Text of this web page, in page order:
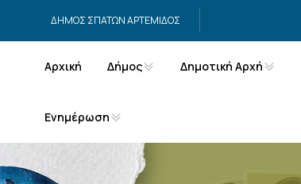
ΔΗΜΟΣ ΣΠΑΤΩΝ ΑΡΤΕΜΙΔΟΣ
Αρχική Δήμος Δημοτική Αρχή
Ενημέρωση